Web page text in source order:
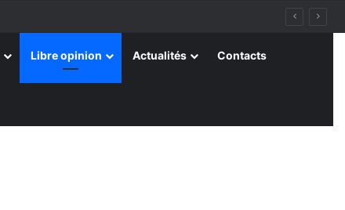
Libre opinion Actualités Contacts